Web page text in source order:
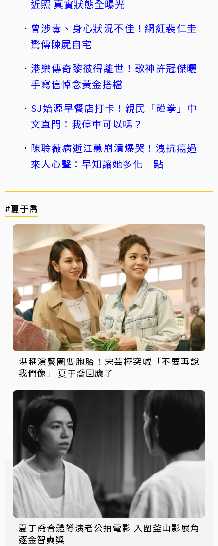
近照 真實狀態全曝光
曾涉毒、身心狀況不佳！網紅裴仁圭
驚傳陳屍自宅
港樂傳奇黎彼得離世！歌神許冠傑曬
手寫信悼念黃金搭檔
SJ始源早餐店打卡！親民「碰拳」中
文直問：我停車可以嗎？
陳聆薇病逝江蕙崩潰爆哭！洩抗癌過
來人心聲：早知讓她多化一點
#夏于喬
堪稱演藝圈雙胞胎！宋芸樺突喊「不要再說
我們像」 夏于喬回應了
夏于喬合體導演老公拍電影 入圍釜山影展角
逐金智奭獎